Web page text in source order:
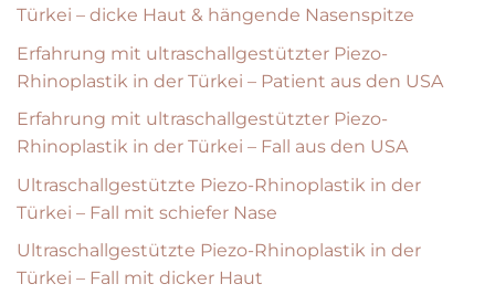
Türkei – dicke Haut & hängende Nasenspitze
Erfahrung mit ultraschallgestützter Piezo-
Rhinoplastik in der Türkei – Patient aus den USA
Erfahrung mit ultraschallgestützter Piezo-
Rhinoplastik in der Türkei – Fall aus den USA
Ultraschallgestützte Piezo-Rhinoplastik in der
Türkei – Fall mit schiefer Nase
Ultraschallgestützte Piezo-Rhinoplastik in der
Türkei – Fall mit dicker Haut